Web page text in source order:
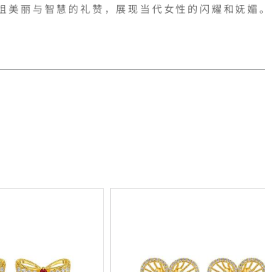
丽与智慧的礼赞，展现当代女性的闪耀和妩媚。